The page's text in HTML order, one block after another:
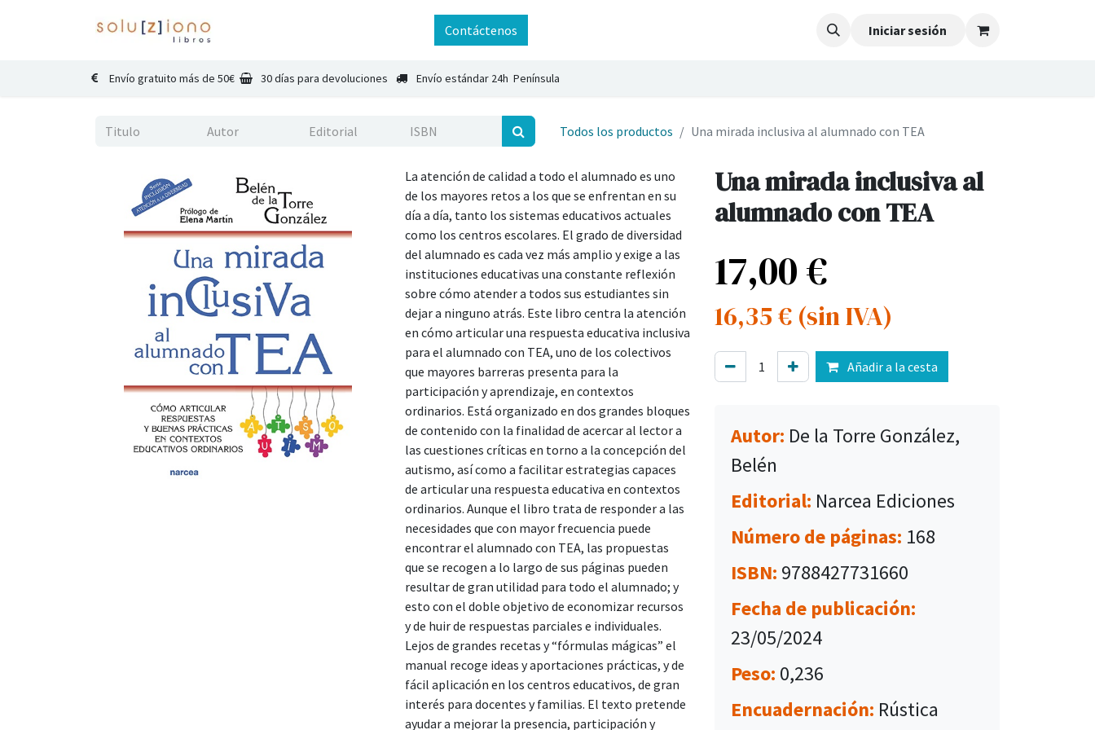
Contáctenos Iniciar sesión
Envío gratuito más de 50€ 30 días para devoluciones Envío estándar 24h Península
Todos los productos Una mirada inclusiva al alumnado con TEA
La atención de calidad a todo el alumnado es uno
de los mayores retos a los que se enfrentan en su
día a día, tanto los sistemas educativos actuales
como los centros escolares. El grado de diversidad
del alumnado es cada vez más amplio y exige a las
instituciones educativas una constante reflexión
sobre cómo atender a todos sus estudiantes sin
dejar a ninguno atrás. Este libro centra la atención
en cómo articular una respuesta educativa inclusiva
para el alumnado con TEA, uno de los colectivos
que mayores barreras presenta para la
participación y aprendizaje, en contextos
ordinarios. Está organizado en dos grandes bloques
de contenido con la finalidad de acercar al lector a
las cuestiones críticas en torno a la concepción del
autismo, así como a facilitar estrategias capaces
de articular una respuesta educativa en contextos
ordinarios. Aunque el libro trata de responder a las
necesidades que con mayor frecuencia puede
encontrar el alumnado con TEA, las propuestas
que se recogen a lo largo de sus páginas pueden
resultar de gran utilidad para todo el alumnado; y
esto con el doble objetivo de economizar recursos
y de huir de respuestas parciales e individuales.
Lejos de grandes recetas y “fórmulas mágicas” el
manual recoge ideas y aportaciones prácticas, y de
fácil aplicación en los centros educativos, de gran
interés para docentes y familias. El texto pretende
ayudar a mejorar la presencia, participación y
Una mirada inclusiva al
alumnado con TEA
17,00€
16,35€ (sin IVA)
Añadir a la cesta
Autor: De la Torre González,
Belén
Editorial: Narcea Ediciones
Número de páginas: 168
ISBN: 9788427731660
Fecha de publicación:
23/05/2024
Peso: 0,236
Encuadernación: Rústica